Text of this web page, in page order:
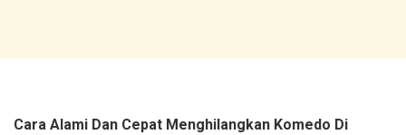
Cara Alami Dan Cepat Menghilangkan Komedo Di